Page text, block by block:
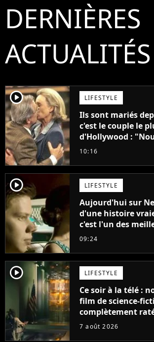
DERNIÈRES
ACTUALITÉS
player2 LIFESTYLE
Ils sont mariés
c'est le couple le
d'Hollywood :
avancé jour après
décennies"
10:16
player2 LIFESTYLE
Aujourd'hui sur
d'une histoire
c'est l'un des
21ème siècle
09:24
player2 LIFESTYLE
Ce soir à la télé :
film de science-
complètement
aurait pu être
7 août 2026